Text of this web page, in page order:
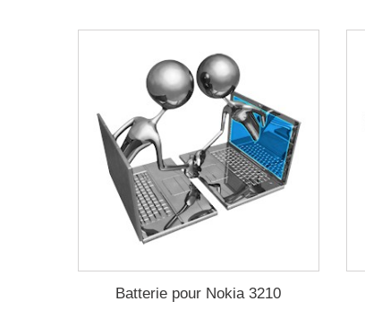
Batterie pour Nokia 3210